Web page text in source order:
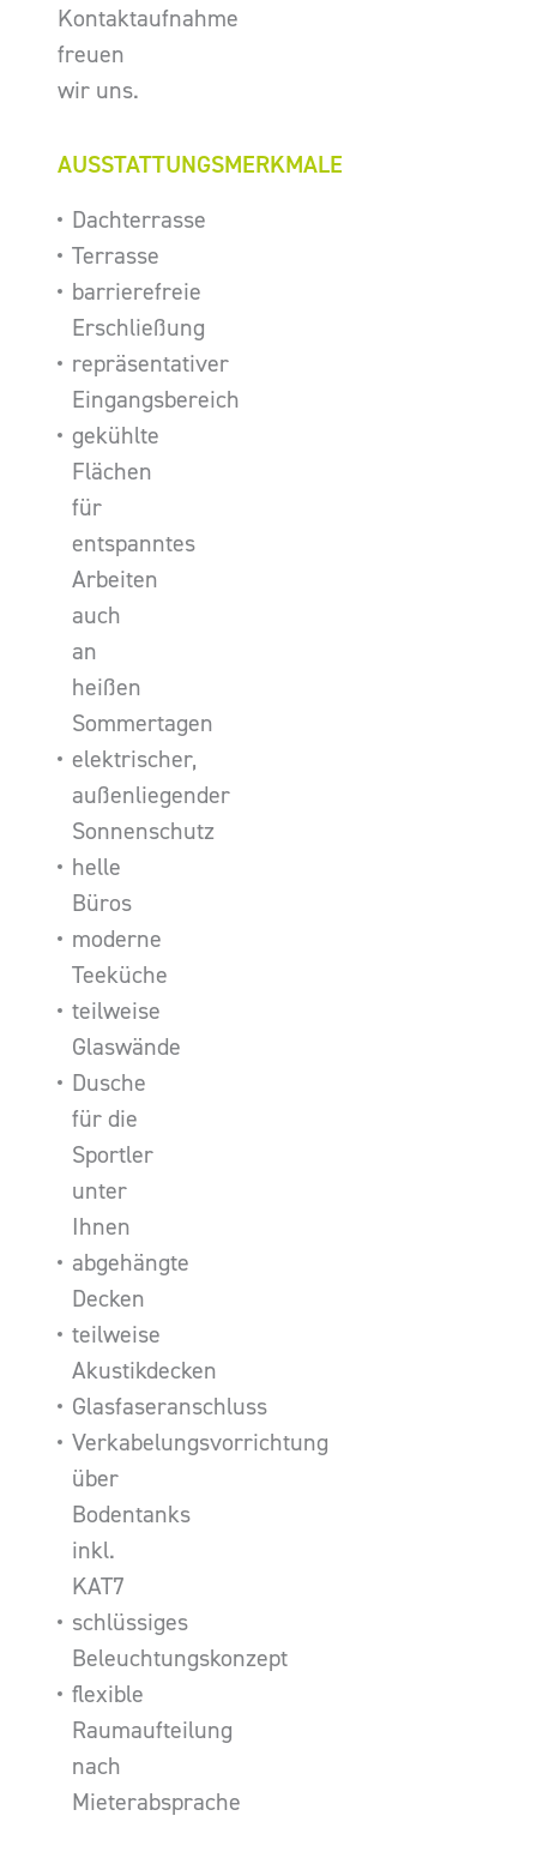
Kontaktaufnahme
freuen
wir uns.
AUSSTATTUNGSMERKMALE
Dachterrasse
Terrasse
barrierefreie
Erschließung
repräsentativer
Eingangsbereich
gekühlte
Flächen
für
entspanntes
Arbeiten
auch
an
heißen
Sommertagen
elektrischer,
außenliegender
Sonnenschutz
helle
Büros
moderne
Teeküche
teilweise
Glaswände
Dusche
für die
Sportler
unter
Ihnen
abgehängte
Decken
teilweise
Akustikdecken
Glasfaseranschluss
Verkabelungsvorrichtung
über
Bodentanks
inkl.
KAT7
schlüssiges
Beleuchtungskonzept
flexible
Raumaufteilung
nach
Mieterabsprache